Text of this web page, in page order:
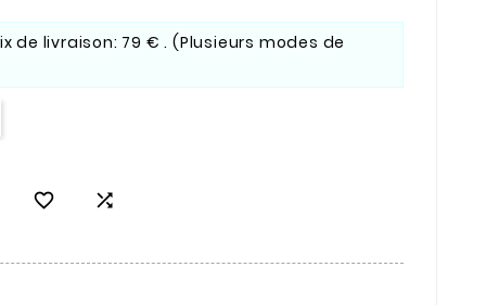
de livraison: 79 € . (Plusieurs modes de
 